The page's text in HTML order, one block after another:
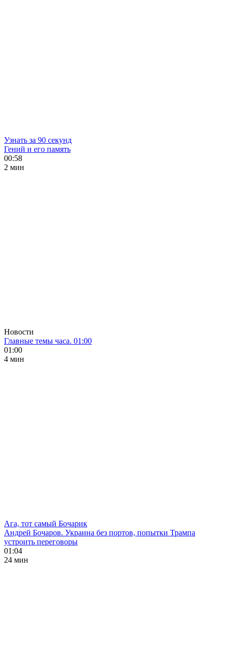
Узнать за 90 секунд
Гений и его память
00:58
2 мин
Новости
Главные темы часа. 01:00
01:00
4 мин
Ага, тот самый Бочарик
Андрей Бочаров. Украина без портов, попытки Трампа
устроить переговоры
01:04
24 мин